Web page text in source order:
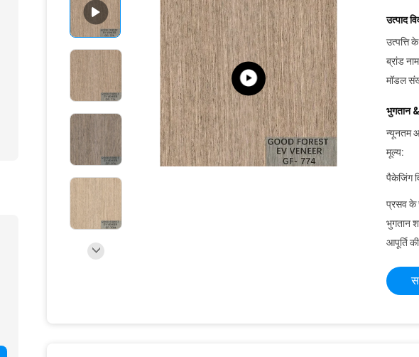
उत्पाद
उत्पत्ति
ब्रांड
मॉडल
भुगतान
न्यूनतम
मूल्य:
पैकेजिंग
प्रसव के
भुगतान
आपूर्ति